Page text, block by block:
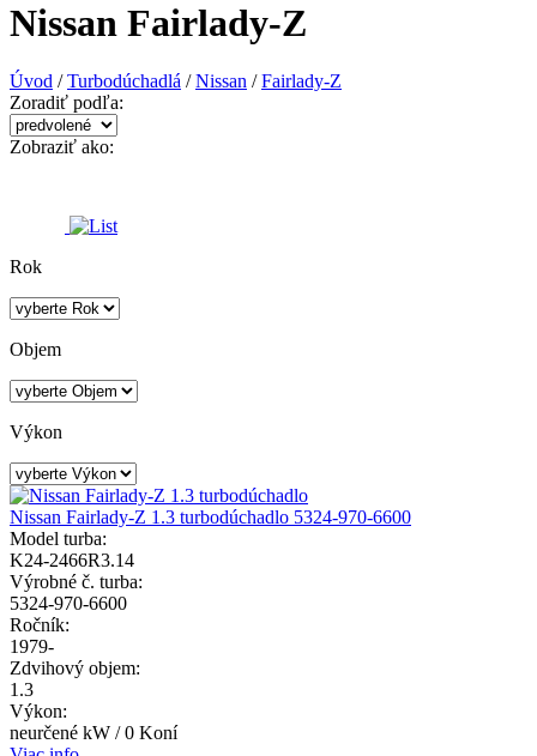
Nissan Fairlady-Z
Úvod / Turbodúchadlá / Nissan / Fairlady-Z
Zoradiť podľa:
Zobraziť ako:
Rok
Objem
Výkon
Nissan Fairlady-Z 1.3 turbodúchadlo 5324-970-6600
Model turba:
K24-2466R3.14
Výrobné č. turba:
5324-970-6600
Ročník:
1979-
Zdvihový objem:
1.3
Výkon:
neurčené kW / 0 Koní